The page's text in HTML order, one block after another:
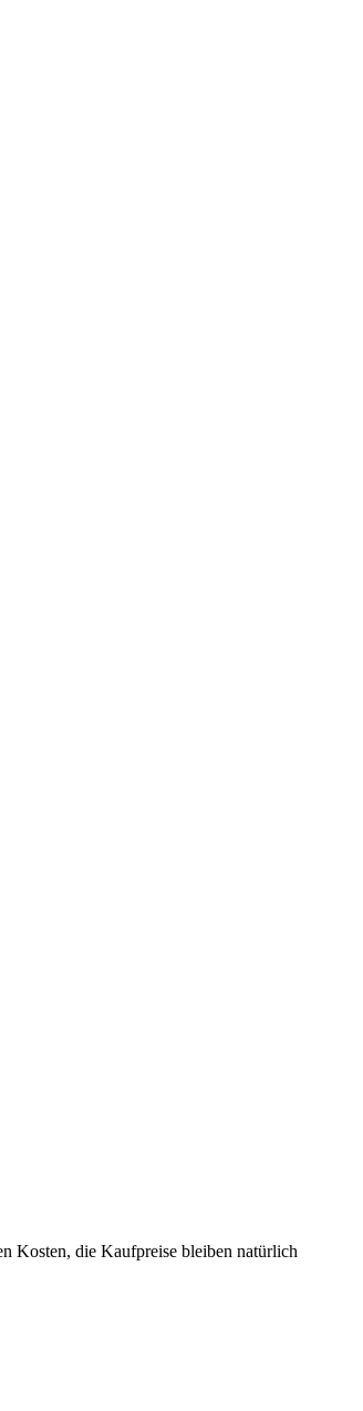
Kosten, die Kaufpreise bleiben natürlich